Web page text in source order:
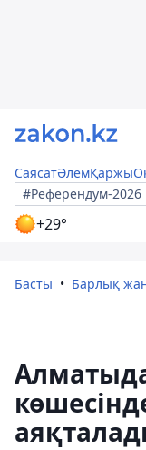
СаясатӘлемҚаржы
#Референдум-2026
+29°
Басты Барлық